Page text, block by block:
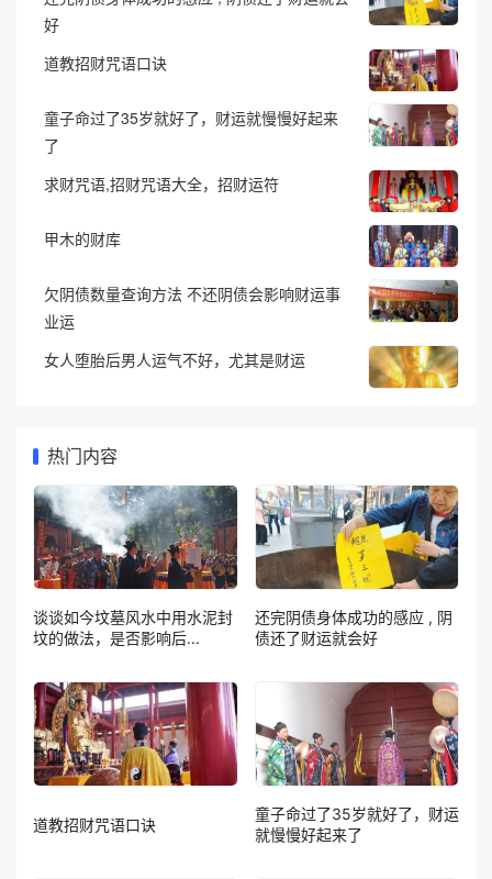
好
道教招财咒语口诀
童子命过了35岁就好了，财运就慢慢好起来
了
求财咒语,招财咒语大全，招财运符
甲木的财库
欠阴债数量查询方法 不还阴债会影响财运事
业运
女人堕胎后男人运气不好，尤其是财运
热门内容
谈谈如今坟墓风水中用水泥封
坟的做法，是否影响后...
还完阴债身体成功的感应 , 阴
债还了财运就会好
道教招财咒语口诀
童子命过了35岁就好了，财运
就慢慢好起来了